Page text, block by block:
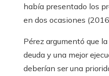
había presentado los
en dos ocasiones
Pérez argumentó que
deuda y una mejor
deberían ser una